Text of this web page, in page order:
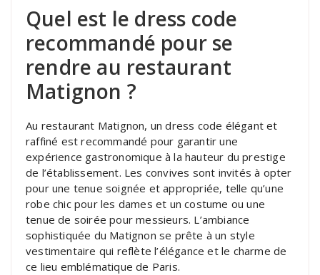
Quel est le dress code
recommandé pour se
rendre au restaurant
Matignon ?
Au restaurant Matignon, un dress code élégant et
raffiné est recommandé pour garantir une
expérience gastronomique à la hauteur du prestige
de l’établissement. Les convives sont invités à opter
pour une tenue soignée et appropriée, telle qu’une
robe chic pour les dames et un costume ou une
tenue de soirée pour messieurs. L’ambiance
sophistiquée du Matignon se prête à un style
vestimentaire qui reflète l’élégance et le charme de
ce lieu emblématique de Paris.